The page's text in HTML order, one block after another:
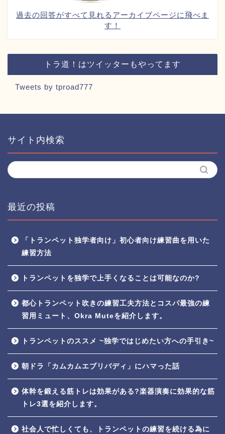
過去の回答がすべて見れるアーカイブページに飛べま
す！
トラ道！はツイッターもやってます
Tweets by tproad777
サイト内検索
最近の投稿
「トランペット独学者向け」初心者向け練習曲を用いた
練習方法
トランペットを独学で上手くなることは可能なのか?
都心トランペット吹きの練習工夫方法とコスパ最強の練
習用ミュート、Okra Muteを紹介します。
トランペットのススメ ~独学ではじめたい方への手引き~
朝ドラ「カムカムエブリバディ」にハマった話
体幹を鍛える筋トレは効果がある?楽器演奏に効果的な筋
トレ3選を紹介します。
社会人で忙しくても、トランペットの練習を続ける為に